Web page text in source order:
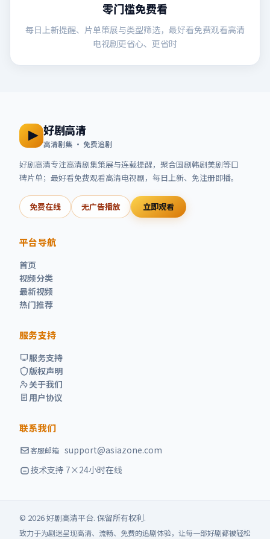
零门槛免费看
每日上新提醒、片单策展与类型筛选，最好看免费观看高清
电视剧更省心、更省时
好剧高清
高清剧集 · 免费追剧
好剧高清专注高清剧集策展与连载提醒，聚合国剧韩剧美剧等口
碑片单； 最好看免费观看高清电视剧，每日上新、免注册即播。
免费在线 无广告播放 立即观看
平台导航
首页
视频分类
最新视频
热门推荐
服务支持
服务支持
版权声明
关于我们
用户协议
联系我们
客服邮箱 support@asiazone.com
技术支持 7×24小时在线
© 2026好剧高清平台. 保留所有权利.
致力于为剧迷呈现高清、流畅、免费的追剧体验，让每一部好剧都被轻松